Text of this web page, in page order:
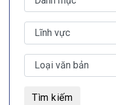
Tìm kiếm